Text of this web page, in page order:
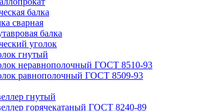
балка
сварная
балка
уголок
гнутый
неравнополочный ГОСТ 8510-93
равнополочный ГОСТ 8509-93
гнутый
горячекатаный ГОСТ 8240-89